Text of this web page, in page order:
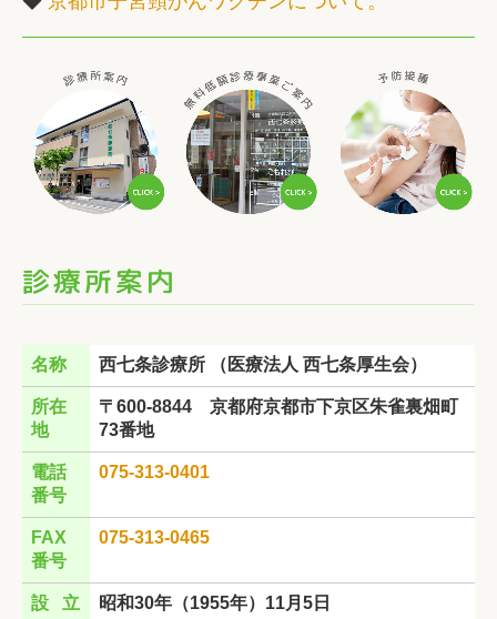
名称 西七条診療所 （医療法人 西七条厚生会）
所在
地
〒600-8844 京都府京都市下京区朱雀裏畑町
73番地
電話
番号
075-313-0401
FAX
番号
075-313-0465
設 立 昭和30年（1955年）11月5日